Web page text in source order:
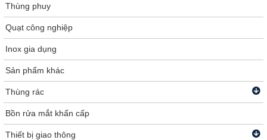
Thùng phuy
Quạt công nghiệp
Inox gia dụng
Sản phẩm khác
Thùng rác
Bồn rửa mắt khẩn cấp
Thiết bị giao thông